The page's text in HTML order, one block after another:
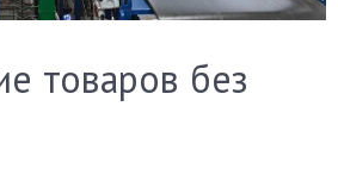
товаров без